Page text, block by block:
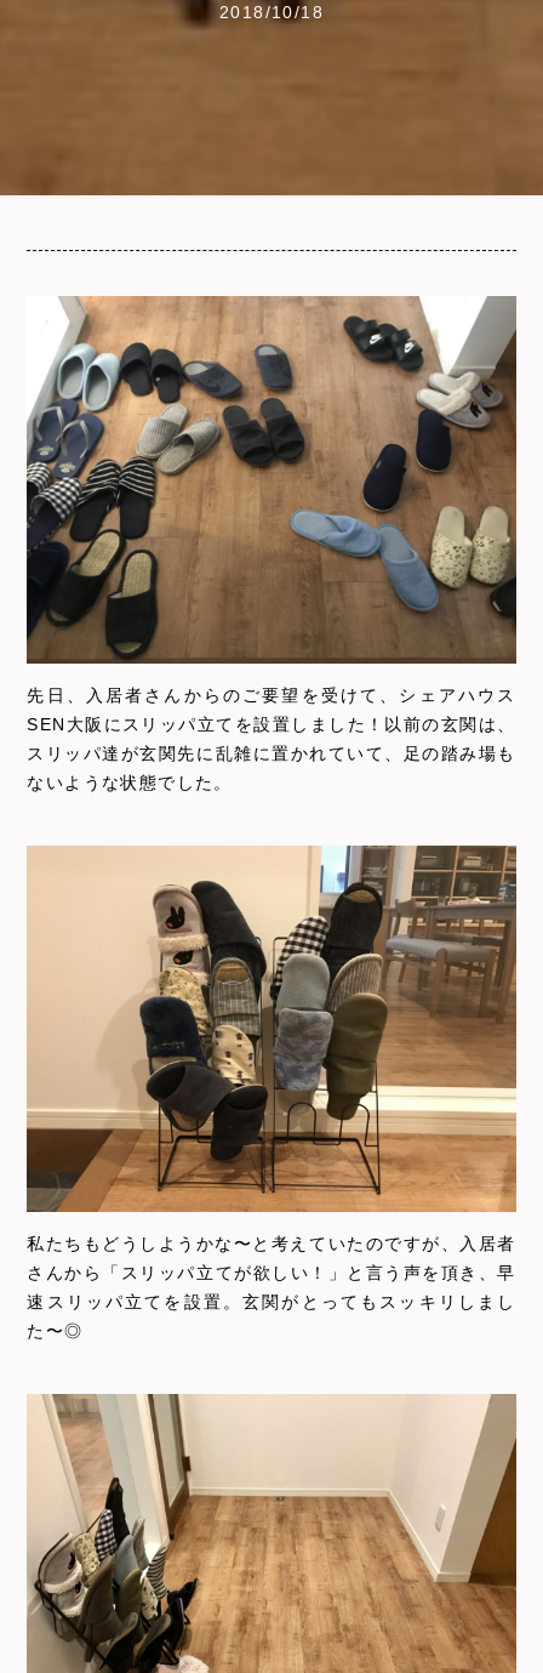
2018/10/18
先日、入居者さんからのご要望を受けて、シェアハウス
SEN大阪にスリッパ立てを設置しました！以前の玄関は、
スリッパ達が玄関先に乱雑に置かれていて、足の踏み場も
ないような状態でした。
私たちもどうしようかな〜と考えていたのですが、入居者
さんから「スリッパ立てが欲しい！」と言う声を頂き、早
速スリッパ立てを設置。玄関がとってもスッキリしまし
た〜◎